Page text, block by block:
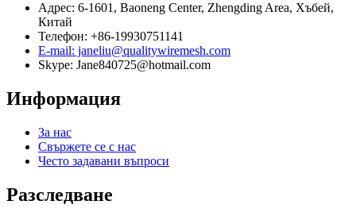
Адрес: 6-1601, Baoneng Center, Zhengding Area, Хъбей,
Китай
Телефон: +86-19930751141
E-mail: janeliu@qualitywiremesh.com
Skype: Jane840725@hotmail.com
Информация
За нас
Свържете се с нас
Често задавани въпроси
Разследване